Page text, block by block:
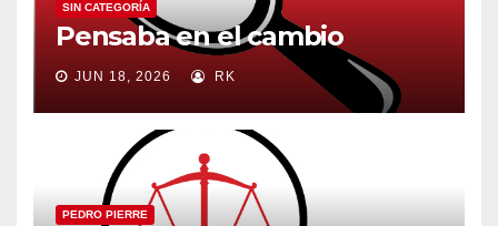
SIN CATEGORÍA
Pensaba en el cambio
JUN 18, 2026 RK
PEDRO PIERRE